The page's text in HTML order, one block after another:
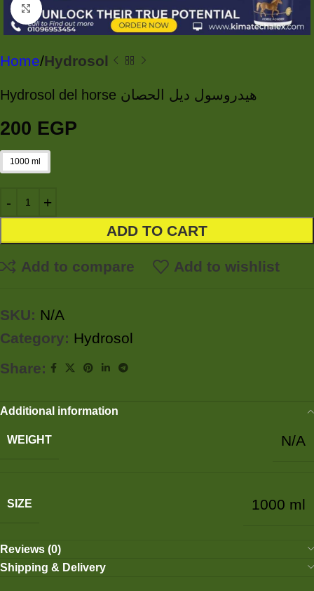
Click to enlarge
Home Hydrosol
Hydrosol del horse هيدروسول ديل الحصان
200 EGP
1000 ml
ADD TO CART
Add to compare Add to wishlist
SKU: N/A
Category: Hydrosol
Share:
Additional information
WEIGHT N/A
SIZE 1000 ml
Reviews (0)
Shipping & Delivery